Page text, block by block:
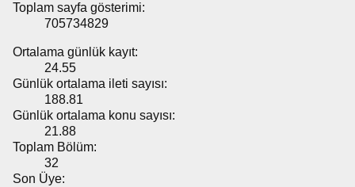
Toplam sayfa gösterimi:
705734829
Ortalama günlük kayıt:
24.55
Günlük ortalama ileti sayısı:
188.81
Günlük ortalama konu sayısı:
21.88
Toplam Bölüm:
32
Son Üye: